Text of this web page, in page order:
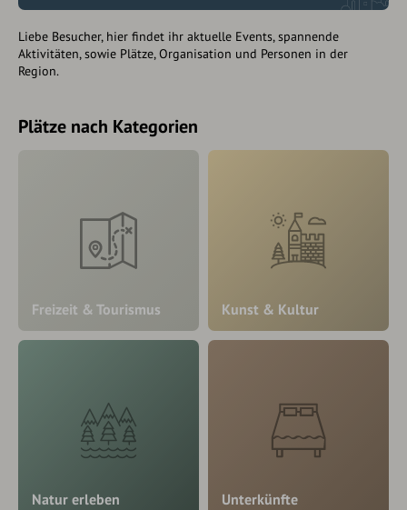
Liebe Besucher, hier findet ihr aktuelle Events, spannende
Aktivitäten, sowie Plätze, Organisation und Personen in der
Region.
Plätze nach Kategorien
Freizeit & Tourismus Kunst & Kultur
Natur erleben Unterkünfte